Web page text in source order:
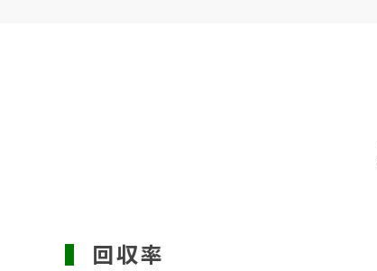
回収率